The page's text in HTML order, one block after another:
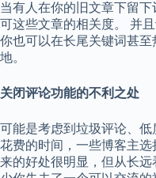
当有人在你的旧文章下留下
可这些文章的相关度。 并
你也可以在长尾关键词甚
地。
关闭评论功能的不利之处
可能是考虑到垃圾评论、
花费的时间，一些博客主
来的好处很明显，但从长